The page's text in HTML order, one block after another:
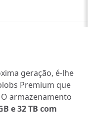
geração, é-lhe
Premium que
armazenamento
e 32 TB com